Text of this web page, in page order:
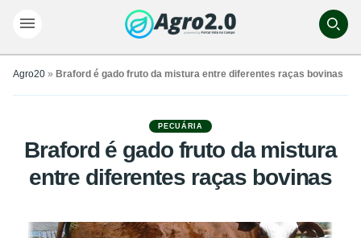
Agro20 » Braford é gado fruto da mistura entre diferentes raças bovinas
PECUÁRIA
Braford é gado fruto da mistura
entre diferentes raças bovinas